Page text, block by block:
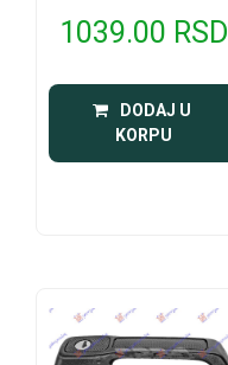
1039.00 RSD
DODAJ U
KORPU